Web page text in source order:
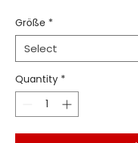
Größe *
Quantity *